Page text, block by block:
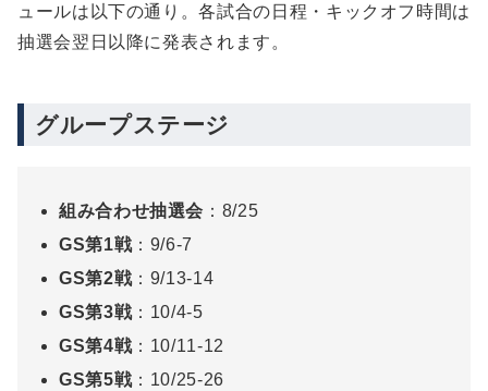
ュールは以下の通り。各試合の日程・キックオフ時間は
抽選会翌日以降に発表されます。
グループステージ
組み合わせ抽選会 ：8/25
GS第1戦：9/6-7
GS第2戦：9/13-14
GS第3戦：10/4-5
GS第4戦：10/11-12
GS第5戦：10/25-26